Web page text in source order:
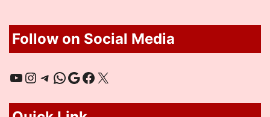
Follow on Social Media
YouTube
Instagram
Telegram
WhatsApp
Google
Facebook
X